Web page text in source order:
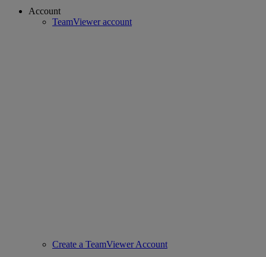
Account
TeamViewer account
Create a TeamViewer Account